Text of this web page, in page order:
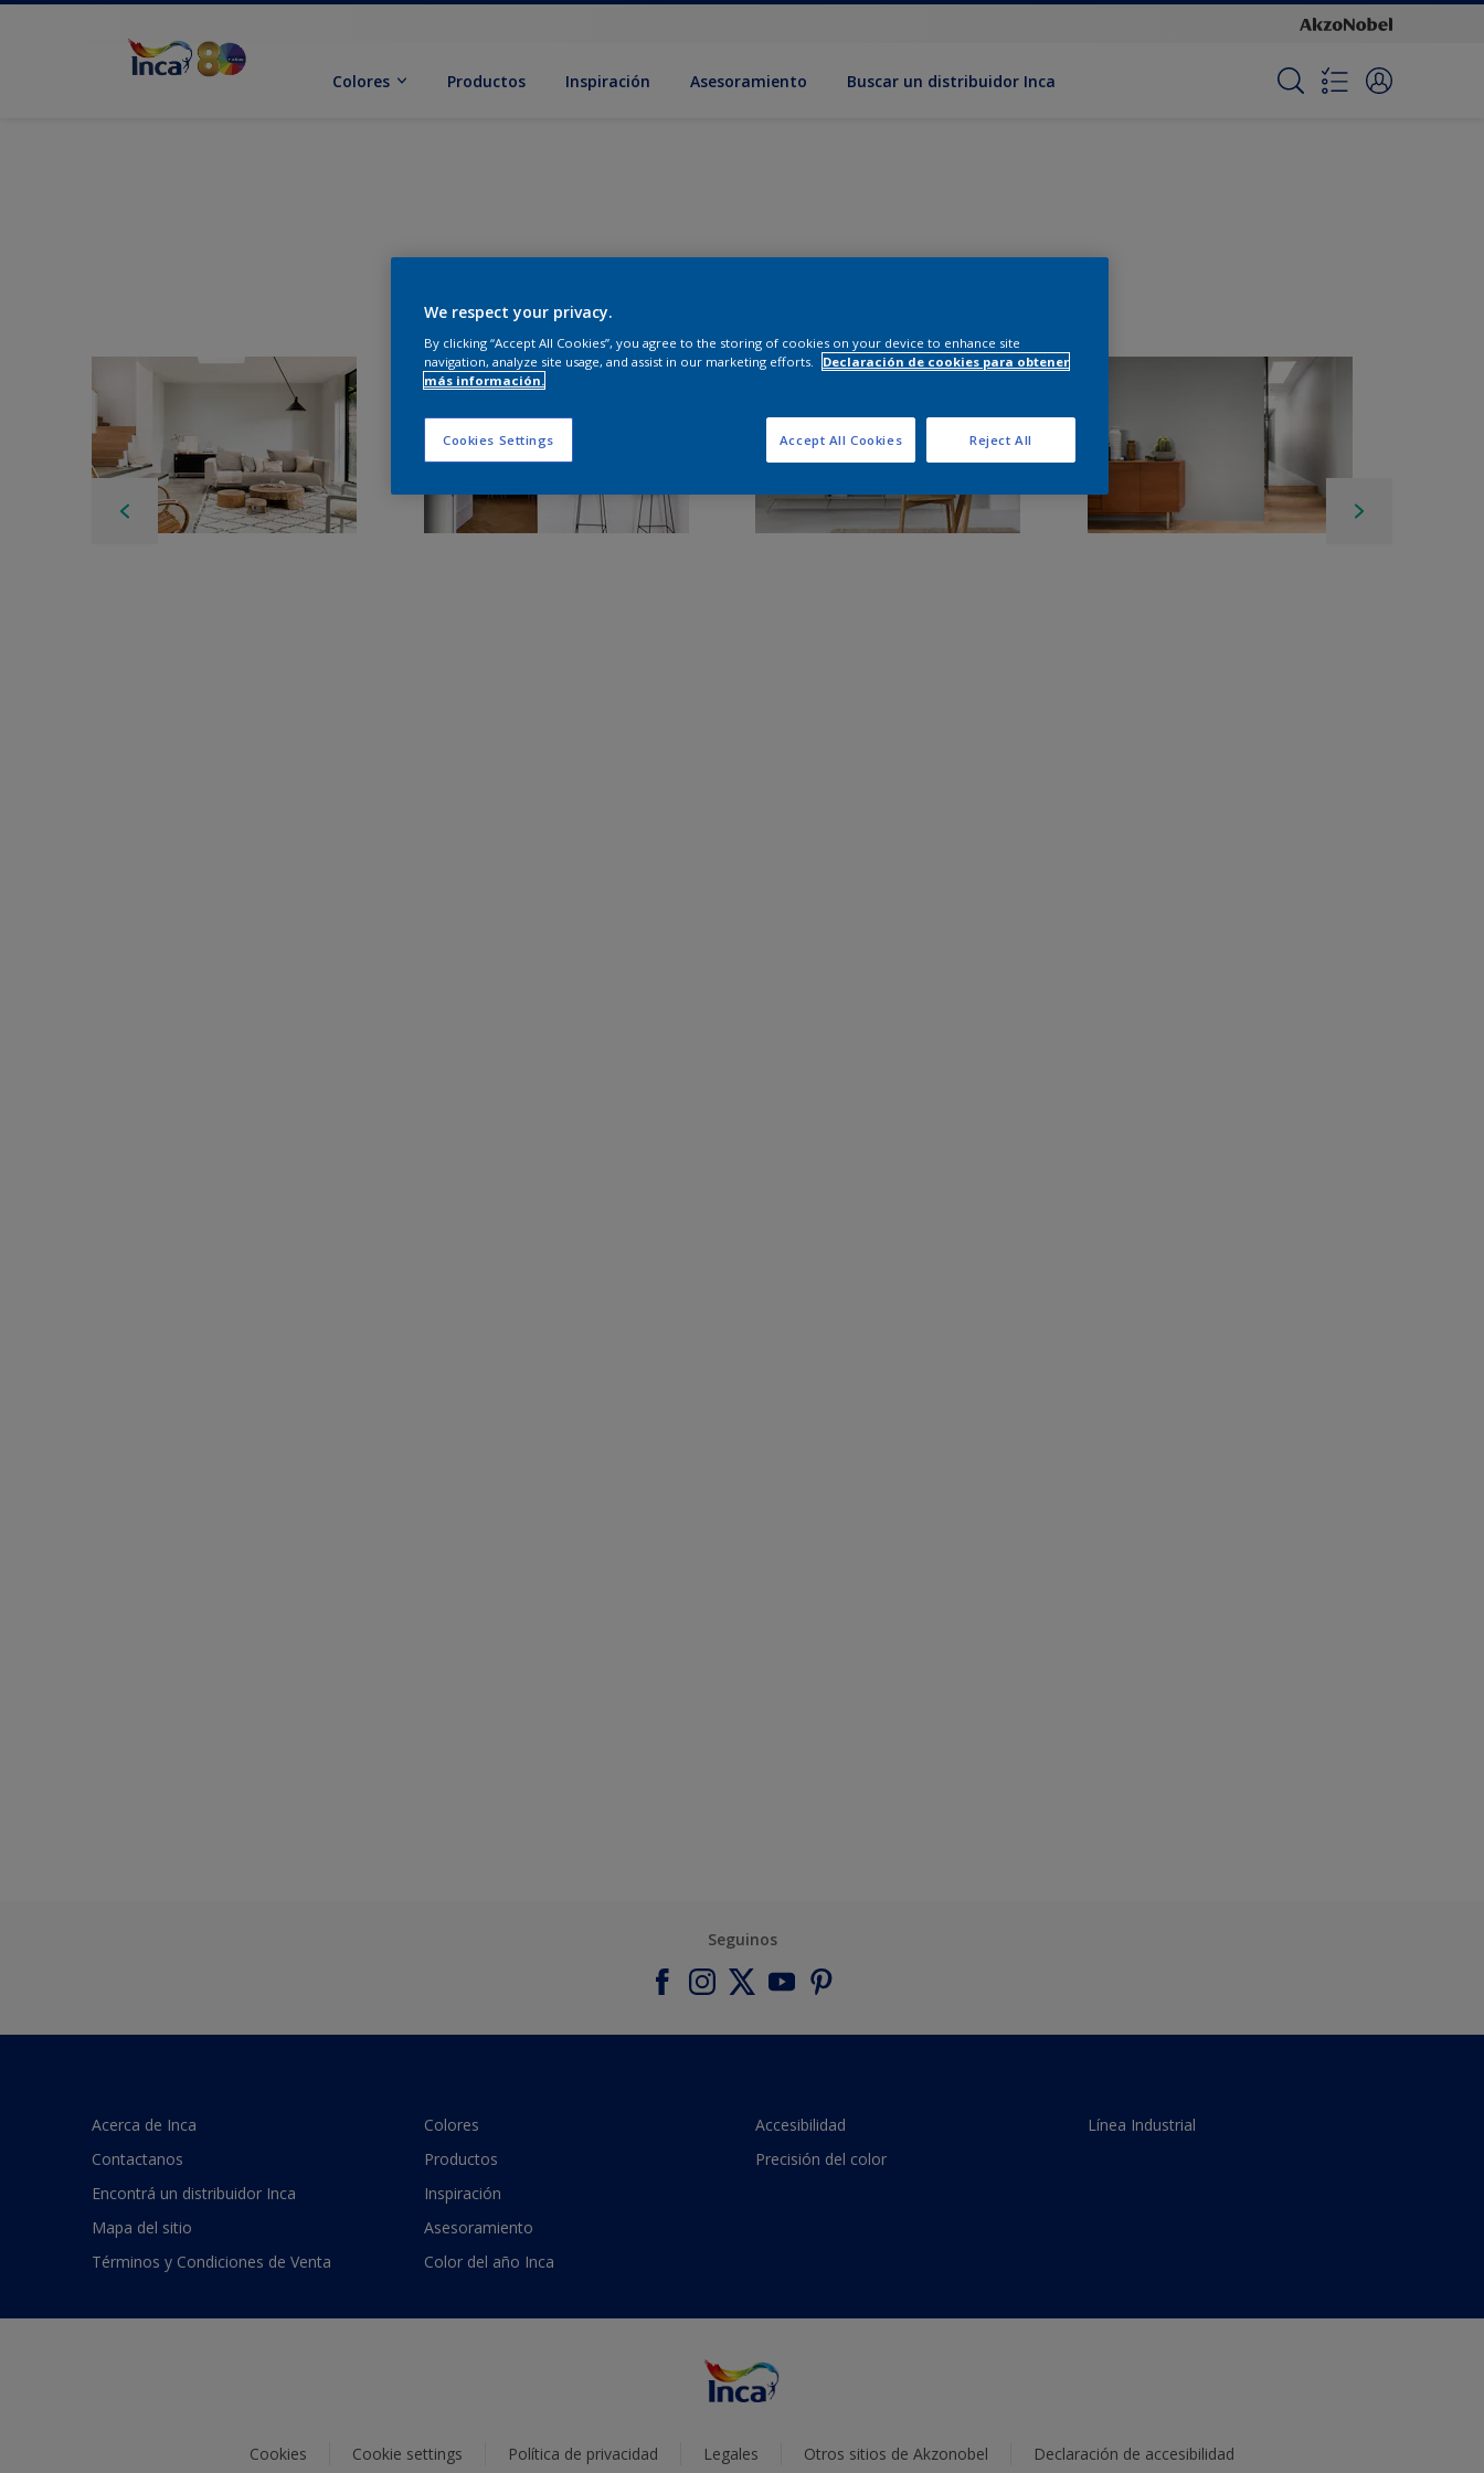
Colores Productos Inspiración Asesoramiento Buscar un distribuidor Inca
Seguinos
Acerca de Inca
Contactanos
Encontrá un distribuidor Inca
Mapa del sitio
Términos y Condiciones de Venta
Colores
Productos
Inspiración
Asesoramiento
Color del año Inca
Accesibilidad
Precisión del color
Línea Industrial
Cookies Cookie settings Política de privacidad Legales Otros sitios de Akzonobel Declaración de accesibilidad
We respect your privacy.
By clicking “Accept All Cookies”, you agree to the storing of cookies on your device to enhance site
navigation, analyze site usage, and assist in our marketing efforts.
Declaración de cookies para obtener
más información.
Cookies Settings Reject All
Accept All Cookies